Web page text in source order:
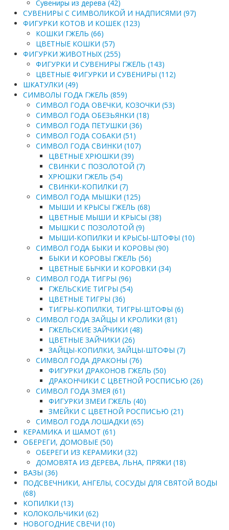
Сувениры из дерева (42)
СУВЕНИРЫ С СИМВОЛИКОЙ И НАДПИСЯМИ (97)
ФИГУРКИ КОТОВ И КОШЕК (123)
КОШКИ ГЖЕЛЬ (66)
ЦВЕТНЫЕ КОШКИ (57)
ФИГУРКИ ЖИВОТНЫХ (255)
ФИГУРКИ И СУВЕНИРЫ ГЖЕЛЬ (143)
ЦВЕТНЫЕ ФИГУРКИ И СУВЕНИРЫ (112)
ШКАТУЛКИ (49)
СИМВОЛЫ ГОДА ГЖЕЛЬ (859)
СИМВОЛ ГОДА ОВЕЧКИ, КОЗОЧКИ (53)
СИМВОЛ ГОДА ОБЕЗЬЯНКИ (18)
СИМВОЛ ГОДА ПЕТУШКИ (36)
СИМВОЛ ГОДА СОБАКИ (51)
СИМВОЛ ГОДА СВИНКИ (107)
ЦВЕТНЫЕ ХРЮШКИ (39)
СВИНКИ С ПОЗОЛОТОЙ (7)
ХРЮШКИ ГЖЕЛЬ (54)
СВИНКИ-КОПИЛКИ (7)
СИМВОЛ ГОДА МЫШКИ (125)
МЫШИ И КРЫСЫ ГЖЕЛЬ (68)
ЦВЕТНЫЕ МЫШИ И КРЫСЫ (38)
МЫШКИ С ПОЗОЛОТОЙ (9)
МЫШИ-КОПИЛКИ И КРЫСЫ-ШТОФЫ (10)
СИМВОЛ ГОДА БЫКИ И КОРОВЫ (90)
БЫКИ И КОРОВЫ ГЖЕЛЬ (56)
ЦВЕТНЫЕ БЫЧКИ И КОРОВКИ (34)
СИМВОЛ ГОДА ТИГРЫ (96)
ГЖЕЛЬСКИЕ ТИГРЫ (54)
ЦВЕТНЫЕ ТИГРЫ (36)
ТИГРЫ-КОПИЛКИ, ТИГРЫ-ШТОФЫ (6)
СИМВОЛ ГОДА ЗАЙЦЫ И КРОЛИКИ (81)
ГЖЕЛЬСКИЕ ЗАЙЧИКИ (48)
ЦВЕТНЫЕ ЗАЙЧИКИ (26)
ЗАЙЦЫ-КОПИЛКИ, ЗАЙЦЫ-ШТОФЫ (7)
СИМВОЛ ГОДА ДРАКОНЫ (76)
ФИГУРКИ ДРАКОНОВ ГЖЕЛЬ (50)
ДРАКОНЧИКИ С ЦВЕТНОЙ РОСПИСЬЮ (26)
СИМВОЛ ГОДА ЗМЕЯ (61)
ФИГУРКИ ЗМЕИ ГЖЕЛЬ (40)
ЗМЕЙКИ С ЦВЕТНОЙ РОСПИСЬЮ (21)
СИМВОЛ ГОДА ЛОШАДКИ (65)
КЕРАМИКА И ШАМОТ (61)
ОБЕРЕГИ, ДОМОВЫЕ (50)
ОБЕРЕГИ ИЗ КЕРАМИКИ (32)
ДОМОВЯТА ИЗ ДЕРЕВА, ЛЬНА, ПРЯЖИ (18)
ВАЗЫ (36)
ПОДСВЕЧНИКИ, АНГЕЛЫ, СОСУДЫ ДЛЯ СВЯТОЙ ВОДЫ
(68)
КОПИЛКИ (13)
КОЛОКОЛЬЧИКИ (62)
НОВОГОДНИЕ СВЕЧИ (10)